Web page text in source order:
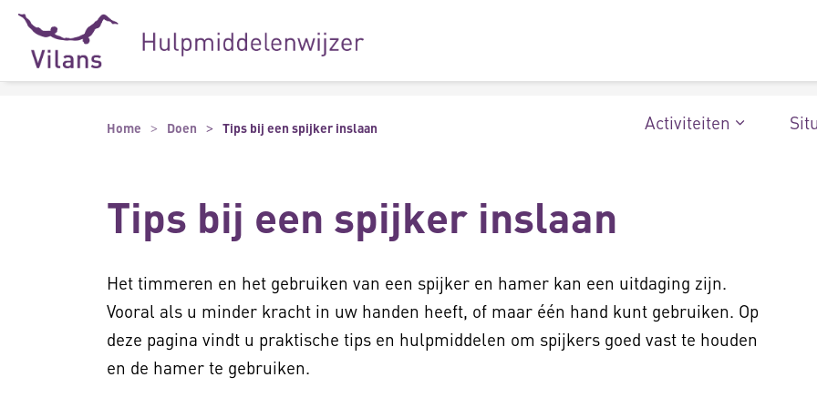
Naar hoofdinhoud
Naar footer
Activiteiten
Home Doen Tips bij een spijker inslaan
Tips bij een spijker inslaan
Het timmeren en het gebruiken van een spijker en hamer kan een uitdaging zijn.
Vooral als u minder kracht in uw handen heeft, of maar één hand kunt gebruiken. Op
deze pagina vindt u praktische tips en hulpmiddelen om spijkers goed vast te houden
en de hamer te gebruiken.